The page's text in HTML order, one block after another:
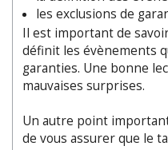
les exclusions de
Il est important de
définit les évènements
garanties. Une bonne
mauvaises surprises.
Un autre point
de vous assurer que le